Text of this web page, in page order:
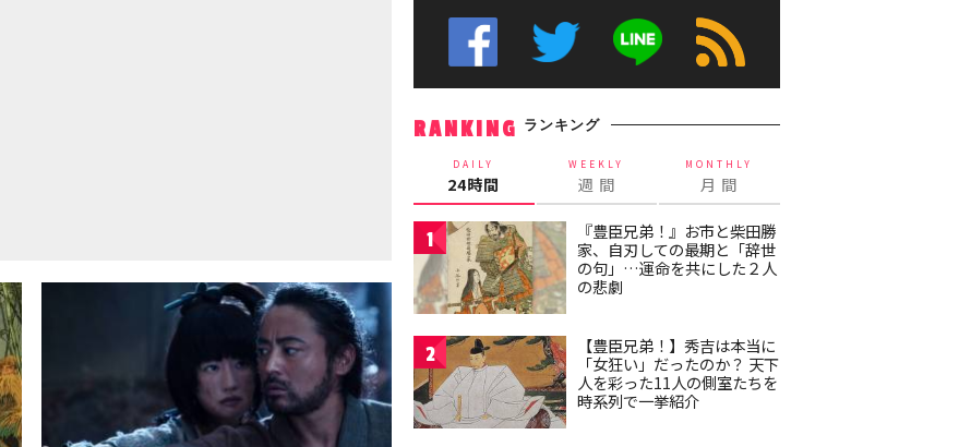
RANKING ランキング
DAILY
24時間
WEEKLY
週 間
MONTHLY
月 間
1
『豊臣兄弟！』お市と柴田勝
家、自刃しての最期と「辞世
の句」…運命を共にした２人
の悲劇
2
【豊臣兄弟！】秀吉は本当に
「女狂い」だったのか？ 天下
人を彩った11人の側室たちを
時系列で一挙紹介